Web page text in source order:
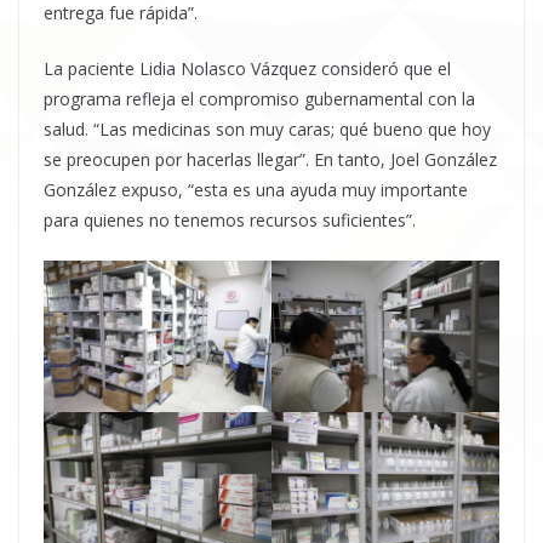
entrega fue rápida”.
La paciente Lidia Nolasco Vázquez consideró que el
programa refleja el compromiso gubernamental con la
salud. “Las medicinas son muy caras; qué bueno que hoy
se preocupen por hacerlas llegar”. En tanto, Joel González
González expuso, “esta es una ayuda muy importante
para quienes no tenemos recursos suficientes”.